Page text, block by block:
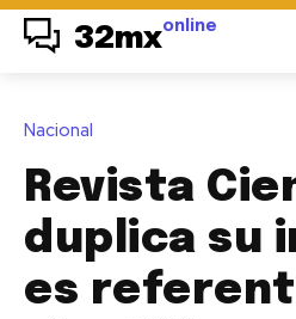
32mxonline
Nacional
Revista
duplica su
es